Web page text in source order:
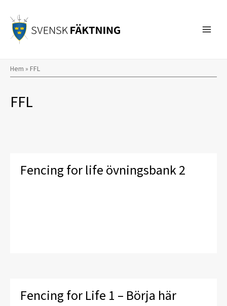
innehåll
Hem » FFL
FFL
Fencing for life övningsbank 2
Fencing for Life 1 – Börja här